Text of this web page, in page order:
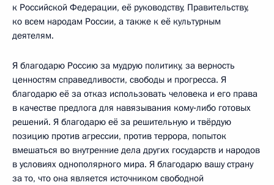
к Российской Федерации, её руководству, Правительству,
ко всем народам России, а также к её культурным
деятелям.
Я благодарю Россию за мудрую политику, за верность
ценностям справедливости, свободы и прогресса. Я
благодарю её за отказ использовать человека и его права
в качестве предлога для навязывания кому‑либо готовых
решений. Я благодарю её за решительную и твёрдую
позицию против агрессии, против террора, попыток
вмешаться во внутренние дела других государств и народов
в условиях однополярного мира. Я благодарю вашу страну
за то, что она является источником свободной